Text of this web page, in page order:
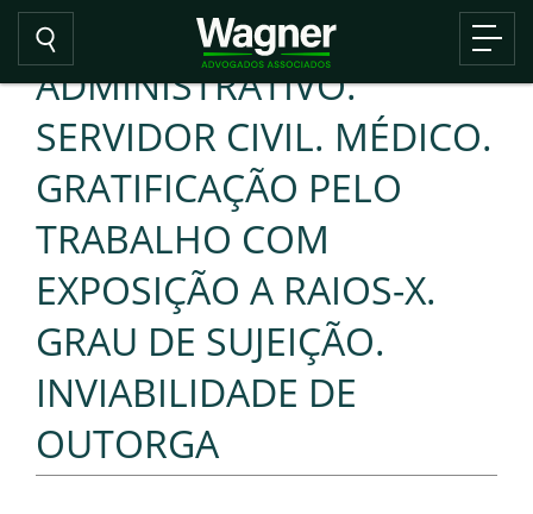
ADMINISTRATIVO.
SERVIDOR CIVIL. MÉDICO.
GRATIFICAÇÃO PELO
TRABALHO COM
EXPOSIÇÃO A RAIOS-X.
GRAU DE SUJEIÇÃO.
INVIABILIDADE DE
OUTORGA